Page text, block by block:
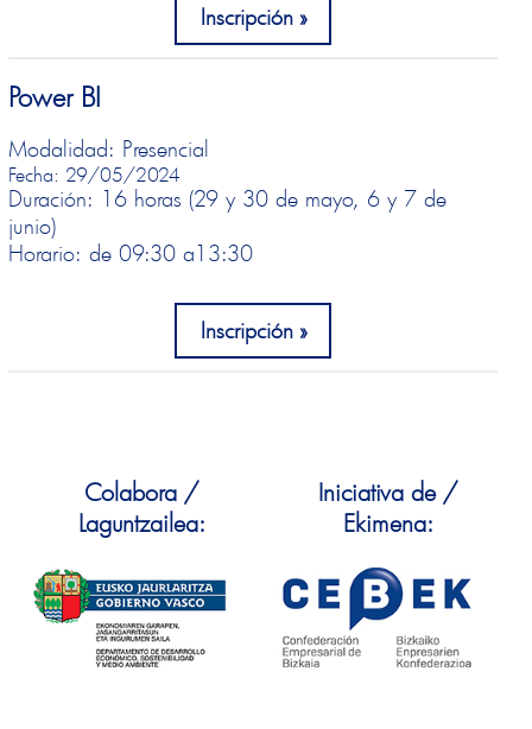
Inscripción
Power BI
Modalidad: Presencial
Fecha: 29/05/2024
Duración: 16 horas (29 y 30 de mayo, 6 y 7 de
junio)
Horario: de 09:30 a13:30
Inscripción
Colabora /
Laguntzailea:
Iniciativa de /
Ekimena: